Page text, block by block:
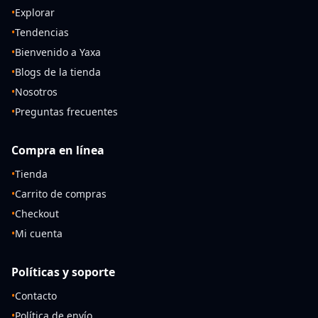
•Explorar
•Tendencias
•Bienvenido a Yaxa
•Blogs de la tienda
•Nosotros
•Preguntas frecuentes
Compra en línea
•Tienda
•Carrito de compras
•Checkout
•Mi cuenta
Políticas y soporte
•Contacto